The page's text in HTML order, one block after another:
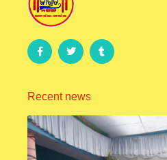
Recent news